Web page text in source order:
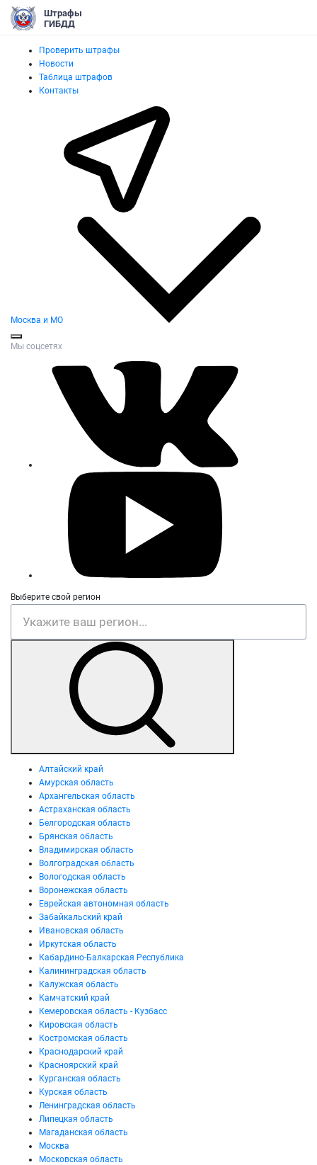
Штрафы
ГИБДД
Проверить штрафы
Новости
Таблица штрафов
Контакты
Москва и МО
Мы соцсетях
Выберите свой регион
Алтайский край
Амурская область
Архангельская область
Астраханская область
Белгородская область
Брянская область
Владимирская область
Волгоградская область
Вологодская область
Воронежская область
Еврейская автономная область
Забайкальский край
Ивановская область
Иркутская область
Кабардино-Балкарская Республика
Калининградская область
Калужская область
Камчатский край
Кемеровская область - Кузбасс
Кировская область
Костромская область
Краснодарский край
Красноярский край
Курганская область
Курская область
Ленинградская область
Липецкая область
Магаданская область
Москва
Московская область